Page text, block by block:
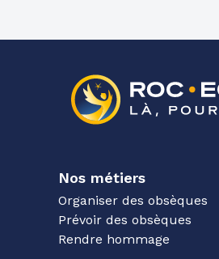
Nos métiers
Organiser des obsèques
Prévoir des obsèques
Rendre hommage